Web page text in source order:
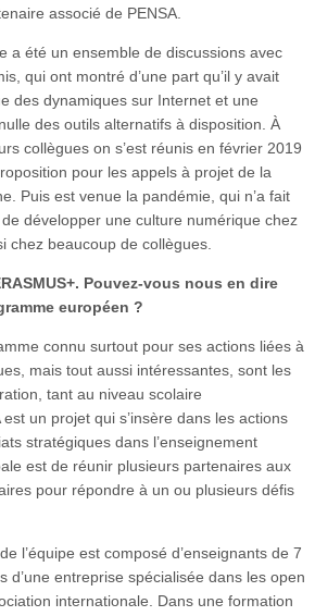
associé de PENSA.
a été un ensemble de discussions avec
qui ont montré d’une part qu’il y avait
des dynamiques sur Internet et une
des outils alternatifs à disposition. À
collègues on s’est réunis en février 2019
pour les appels à projet de la
Puis est venue la pandémie, qui n’a fait
développer une culture numérique chez
chez beaucoup de collègues.
Pouvez-vous nous en dire
européen ?
connu surtout pour ses actions liées à
mais tout aussi intéressantes, sont les
tant au niveau scolaire
est un projet qui s’insère dans les actions
stratégiques dans l’enseignement
est de réunir plusieurs partenaires aux
pour répondre à un ou plusieurs défis
l’équipe est composé d’enseignants de 7
d’une entreprise spécialisée dans les open
internationale. Dans une formation